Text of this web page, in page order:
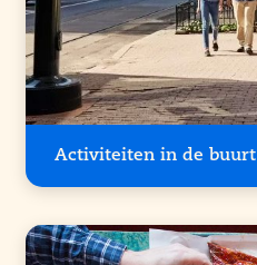
Activiteiten in de buurt